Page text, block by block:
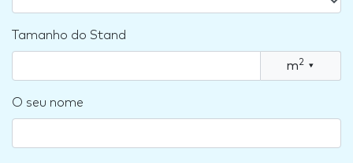
Tamanho do Stand
m2 ▾
O seu nome